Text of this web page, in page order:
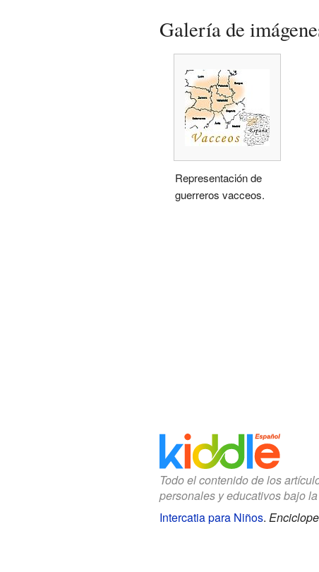
Galería de
Representación de
guerreros vacceos.
Todo el contenido de los
personales y educativos bajo
Intercatia para Niños.